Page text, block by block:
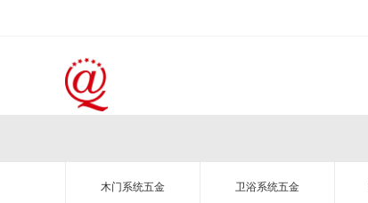
木门系统五金 卫浴系统五金